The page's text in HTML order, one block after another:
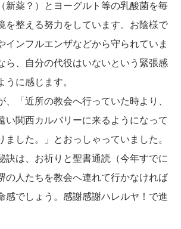
新薬？）とヨーグルト等の乳酸菌を毎
を整える努力をしています。お陰様で
インフルエンザなどから守られていま
ら、自分の代役はいないという緊張感
うに感じます。
「近所の教会へ行っていた時より、
い関西カルバリーに来るようになって
ました。」とおっしゃっていました。
訣は、お祈りと聖書通読（今年すでに
の人たちを教会へ連れて行かなければ
感でしょう。感謝感謝ハレルヤ！で進